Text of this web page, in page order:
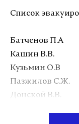
Список
Батченов П.А
Кашин В.В.
Кузьмин О.В
Пазжилов С.Ж.
Донской В.В.